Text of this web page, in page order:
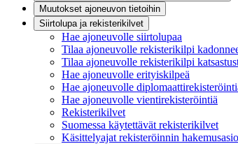
Muutokset ajoneuvon tietoihin
Siirtolupa ja rekisterikilvet
Hae ajoneuvolle siirtolupaa
Tilaa ajoneuvolle rekisterikilpi
Tilaa ajoneuvolle rekisterikilpi
Hae ajoneuvolle erityiskilpeä
Hae ajoneuvolle
Hae ajoneuvolle vientirekisteröintiä
Rekisterikilvet
Suomessa käytettävät rekisterikilvet
Käsittelyajat rekisteröinnin